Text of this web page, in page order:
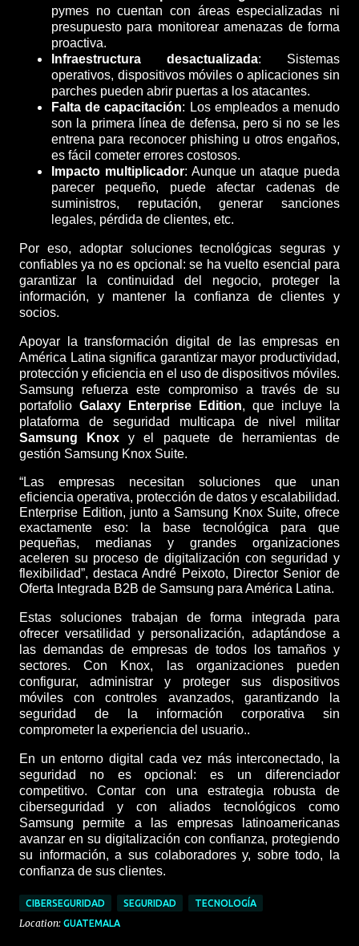
pymes no cuentan con áreas especializadas ni
presupuesto para monitorear amenazas de forma
proactiva.
Infraestructura desactualizada: Sistemas
operativos, dispositivos móviles o aplicaciones sin
parches pueden abrir puertas a los atacantes.
Falta de capacitación: Los empleados a menudo
son la primera línea de defensa, pero si no se les
entrena para reconocer phishing u otros engaños,
es fácil cometer errores costosos.
Impacto multiplicador: Aunque un ataque pueda
parecer pequeño, puede afectar cadenas de
suministros, reputación, generar sanciones
legales, pérdida de clientes, etc.
Por eso, adoptar soluciones tecnológicas seguras y
confiables ya no es opcional: se ha vuelto esencial para
garantizar la continuidad del negocio, proteger la
información, y mantener la confianza de clientes y
socios.
Apoyar la transformación digital de las empresas en
América Latina significa garantizar mayor productividad,
protección y eficiencia en el uso de dispositivos móviles.
Samsung refuerza este compromiso a través de su
portafolio Galaxy Enterprise Edition, que incluye la
plataforma de seguridad multicapa de nivel militar
Samsung Knox y el paquete de herramientas de
gestión Samsung Knox Suite.
“Las empresas necesitan soluciones que unan
eficiencia operativa, protección de datos y escalabilidad.
Enterprise Edition, junto a Samsung Knox Suite, ofrece
exactamente eso: la base tecnológica para que
pequeñas, medianas y grandes organizaciones
aceleren su proceso de digitalización con seguridad y
flexibilidad”, destaca André Peixoto, Director Senior de
Oferta Integrada B2B de Samsung para América Latina.
Estas soluciones trabajan de forma integrada para
ofrecer versatilidad y personalización, adaptándose a
las demandas de empresas de todos los tamaños y
sectores. Con Knox, las organizaciones pueden
configurar, administrar y proteger sus dispositivos
móviles con controles avanzados, garantizando la
seguridad de la información corporativa sin
comprometer la experiencia del usuario..
En un entorno digital cada vez más interconectado, la
seguridad no es opcional: es un diferenciador
competitivo. Contar con una estrategia robusta de
ciberseguridad y con aliados tecnológicos como
Samsung permite a las empresas latinoamericanas
avanzar en su digitalización con confianza, protegiendo
su información, a sus colaboradores y, sobre todo, la
confianza de sus clientes.
CIBERSEGURIDAD SEGURIDAD TECNOLOGÍA
Location: GUATEMALA